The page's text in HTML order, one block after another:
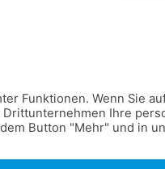
Versandinformationen